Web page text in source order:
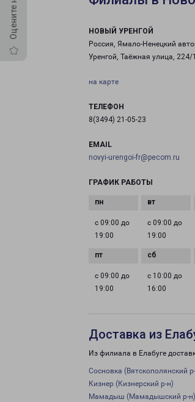
НОВЫЙ УРЕНГОЙ
Россия, Ямало-Ненецкий
Уренгой, Таёжная улица, 224/1
на карте
ТЕЛЕФОН
8(3494) 21-05-23
EMAIL
novyi-urengoi-fr@pecom.ru
ГРАФИК РАБОТЫ
с 09:00 до
19:00
с 09:00 до
19:00
с 09:00 до
19:00
с 10:00 до
16:00
Доставка из
Из филиала в Елабуге
Сосновка (Вятскополянский
Кизнер (Кизнерский р-н)
Мамадыш (Мамадышский р-н)